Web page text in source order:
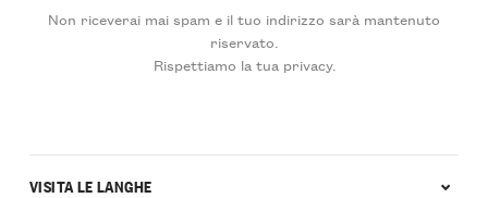
Non riceverai mai spam e il tuo indirizzo sarà mantenuto
riservato.
Rispettiamo la tua privacy.
VISITA LE LANGHE